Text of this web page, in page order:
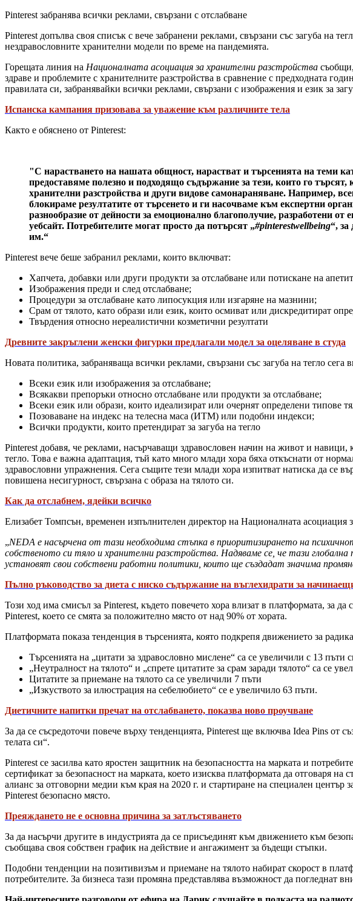
Pinterest забранява всички реклами, свързани с отслабване
Pinterest допълва своя списък с вече забранени реклами, свързани със загуба на
нездравословните хранителни модели по време на пандемията.
Горещата линия на Националната асоциация за хранителни разстройства
здраве и проблемите с хранителните разстройства в сравнение с предходната
правилата си, забранявайки всички реклами, свързани с изображения и език за
Испанска кампания призовава за уважение към различните тела
Както е обяснено от Pinterest:
"С нарастването на нашата общност, нарастват и търсенията на теми
предоставяме полезно и подходящо съдържание за тези, които го
хранителни разстройства и други видове самонараняване. Например,
блокираме резултатите от търсенето и ги насочваме към експертни
разнообразие от дейности за емоционално благополучие, разработени
уебсайт. Потребителите могат просто да потърсят „#pinterestwellbeing“, за
им.“
Pinterest вече беше забранил реклами, които включват:
Хапчета, добавки или други продукти за отслабване или потискане на
Изображения преди и след отслабване;
Процедури за отслабване като липосукция или изгаряне на мазнини;
Срам от тялото, като образи или език, които осмиват или дискредитират
Твърдения относно нереалистични козметични резултати
Древните закръглени женски фигурки предлагали модел за оцеляване в студа
Новата политика, забраняваща всички реклами, свързани със загуба на тегло сега
Всеки език или изображения за отслабване;
Всякакви препоръки относно отслабване или продукти за отслабване;
Всеки език или образи, които идеализират или очернят определени типове
Позоваване на индекс на телесна маса (ИТМ) или подобни индекси;
Всички продукти, които претендират за загуба на тегло
Pinterest добавя, че реклами, насърчаващи здравословен начин на живот и
тегло. Това е важна адаптация, тъй като много млади хора бяха откъснати от
здравословни упражнения. Сега същите тези млади хора изпитват натиска да се
повишена несигурност, свързана с образа на тялото си.
Как да отслабнем, ядейки всичко
Елизабет Томпсън, временен изпълнителен директор на Националната асоциация
„NEDA е насърчена от тази необходима стъпка в приоритизирането на
собственото си тяло и хранителни разстройства. Надяваме се, че тази
установят свои собствени работни политики, които ще създадат значима
Пълно ръководство за диета с ниско съдържание на въглехидрати за
Този ход има смисъл за Pinterest, където повечето хора влизат в платформата, за
Pinterest, което се смята за положително място от над 90% от хората.
Платформата показа тенденция в търсенията, която подкрепя движението за
Търсенията на „цитати за здравословно мислене“ са се увеличили с 13 пъти
„Неутралност на тялото“ и „спрете цитатите за срам заради тялото“ са се
Цитатите за приемане на тялото са се увеличили 7 пъти
„Изкуството за илюстрация на себелюбието“ се е увеличило 63 пъти.
Диетичните напитки пречат на отслабването, показва ново проучване
За да се съсредоточи повече върху тенденцията, Pinterest ще включва Idea Pins от
телата си“.
Pinterest се засилва като яростен защитник на безопасността на марката и
сертификат за безопасност на марката, което изисква платформата да отговаря
алианс за отговорни медии към края на 2020 г. и стартиране на специален
Pinterest безопасно място.
Преяждането не е основна причина за затлъстяването
За да насърчи другите в индустрията да се присъединят към движението към
съобщава своя собствен график на действие и ангажимент за бъдещи стъпки.
Подобни тенденции на позитивизъм и приемане на тялото набират скорост в
потребителите. За бизнеса тази промяна представлява възможност да погледнат